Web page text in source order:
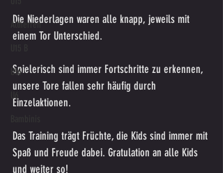
Altherren
U16
U6
Die Niederlagen waren alle knapp, jeweils mit
einem Tor Unterschied.
Spielerisch sind immer Fortschritte zu erkennen,
unsere Tore fallen sehr häufig durch
Einzelaktionen.
Das Training trägt Früchte, die Kids sind immer mit
Spaß und Freude dabei. Gratulation an alle Kids
und weiter so!